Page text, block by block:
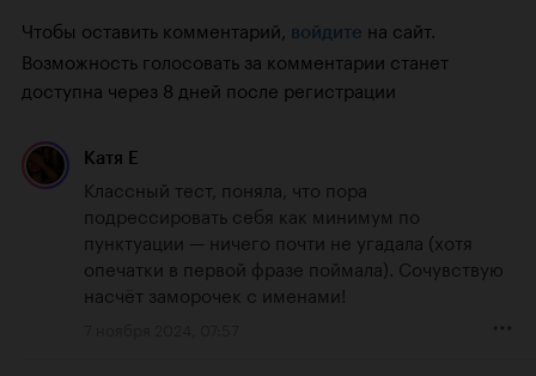
Чтобы оставить комментарий, войдите на сайт.
Возможность голосовать за комментарии станет
доступна через 8 дней после регистрации
Катя Е
Классный тест, поняла, что пора
подрессировать себя как минимум по
пунктуации — ничего почти не угадала (хотя
опечатки в первой фразе поймала). Сочувствую
насчёт заморочек с именами!